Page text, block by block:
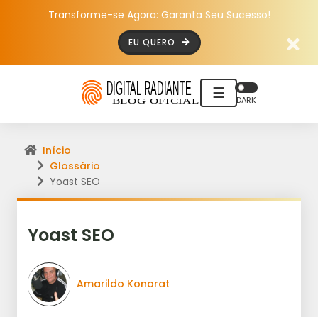
Transforme-se Agora: Garanta Seu Sucesso!
EU QUERO
☰ DARK
Início
Glossário
Yoast SEO
Yoast SEO
Amarildo Konorat